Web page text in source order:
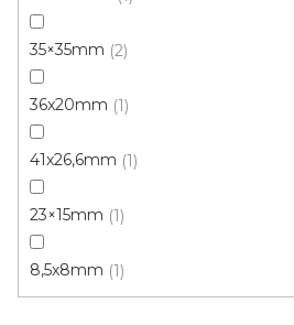
35×35mm 2
36x20mm 1
41x26,6mm 1
23×15mm 1
8,5x8mm 1
Parketová obvodová lišta dub
Skladem, ihned k
96 Kč